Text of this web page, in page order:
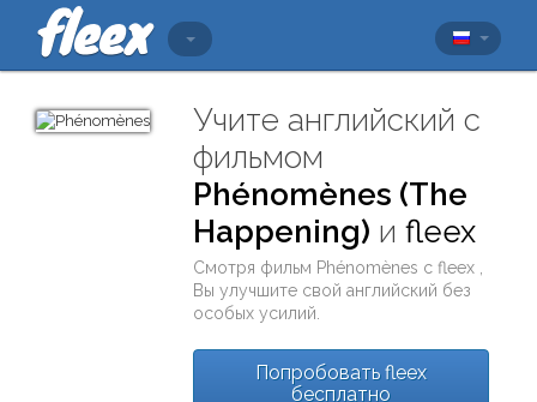
Учите английский с
фильмом
Phénomènes (The
Happening) иfleex
Смотря фильм Phénomènes сfleex
Вы улучшите свой английский без
особых усилий.
Попробовать fleex
бесплатно